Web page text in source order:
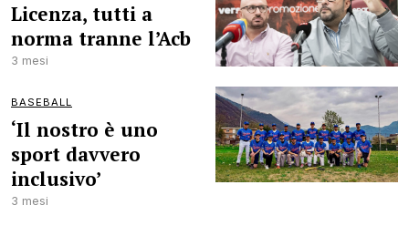
Licenza, tutti a
norma tranne l’Acb
3 mesi
BASEBALL
‘Il nostro è uno
sport davvero
inclusivo’
3 mesi